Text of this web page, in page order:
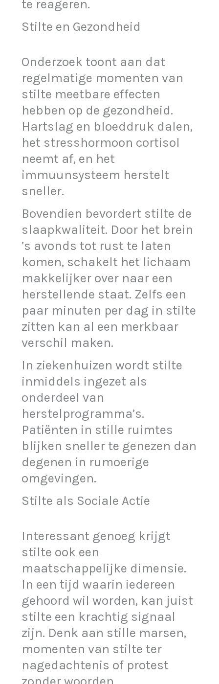
te reageren.
Stilte en Gezondheid
Onderzoek toont aan dat
regelmatige momenten van
stilte meetbare effecten
hebben op de gezondheid.
Hartslag en bloeddruk dalen,
het stresshormoon cortisol
neemt af, en het
immuunsysteem herstelt
sneller.
Bovendien bevordert stilte de
slaapkwaliteit. Door het brein
’s avonds tot rust te laten
komen, schakelt het lichaam
makkelijker over naar een
herstellende staat. Zelfs een
paar minuten per dag in stilte
zitten kan al een merkbaar
verschil maken.
In ziekenhuizen wordt stilte
inmiddels ingezet als
onderdeel van
herstelprogramma’s.
Patiënten in stille ruimtes
blijken sneller te genezen dan
degenen in rumoerige
omgevingen.
Stilte als Sociale Actie
Interessant genoeg krijgt
stilte ook een
maatschappelijke dimensie.
In een tijd waarin iedereen
gehoord wil worden, kan juist
stilte een krachtig signaal
zijn. Denk aan stille marsen,
momenten van stilte ter
nagedachtenis of protest